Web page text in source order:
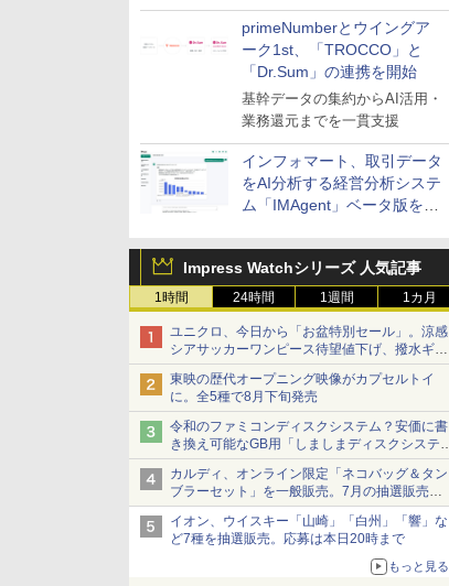
整を効率化
primeNumberとウイングア
ーク1st、「TROCCO」と
「Dr.Sum」の連携を開始
基幹データの集約からAI活用・
業務還元までを一貫支援
インフォマート、取引データ
をAI分析する経営分析システ
ム「IMAgent」ベータ版を提
Impress Watchシリーズ 人気記事
1時間 24時間 1週間 1カ月
ユニクロ、今日から「お盆特別セール」。涼感
シアサッカーワンピース待望値下げ、撥水ギア
ショーツは1990円に
東映の歴代オープニング映像がカプセルトイ
に。全5種で8月下旬発売
令和のファミコンディスクシステム？安価に書
き換え可能なGB用「しましまディスクシステ
ム」
カルディ、オンライン限定「ネコバッグ＆タン
ブラーセット」を一般販売。7月の抽選販売の
当選無効分
イオン、ウイスキー「山崎」「白州」「響」な
ど7種を抽選販売。応募は本日20時まで
もっと見る